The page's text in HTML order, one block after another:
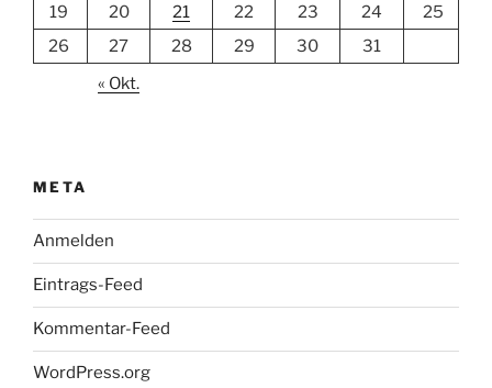
19
20 21 22 23 24
25
26
27 28 29 30
31
« Okt.
META
Anmelden
Eintrags-Feed
Kommentar-Feed
WordPress.org